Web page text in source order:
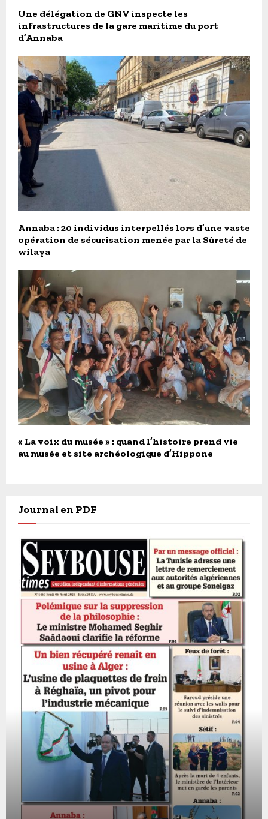
Une délégation de GNV inspecte les
infrastructures de la gare maritime du port
d’Annaba
Annaba : 20 individus interpellés lors d’une vaste
opération de sécurisation menée par la Sûreté de
wilaya
« La voix du musée » : quand l’histoire prend vie
au musée et site archéologique d’Hippone
Journal en PDF